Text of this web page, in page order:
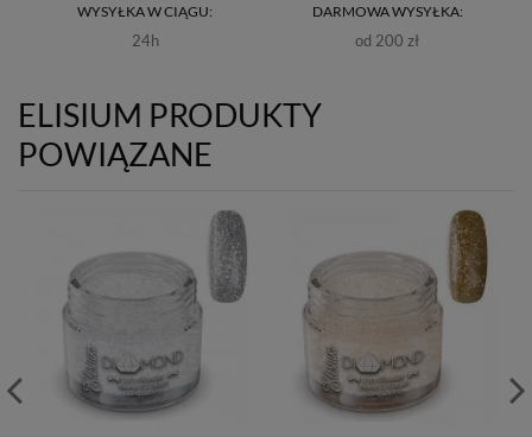
WYSYŁKA W CIĄGU:
24h
DARMOWA WYSYŁKA:
od 200 zł
ELISIUM PRODUKTY
POWIĄZANE